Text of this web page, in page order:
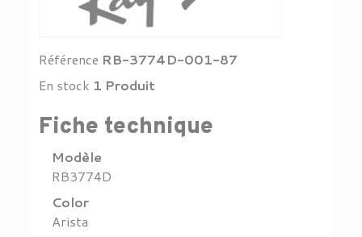
Référence RB-3774D-001-87
En stock 1 Produit
Fiche technique
Modèle
RB3774D
Color
Arista